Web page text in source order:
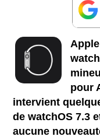
pour
intervient
de watchOS 7.3
aucune